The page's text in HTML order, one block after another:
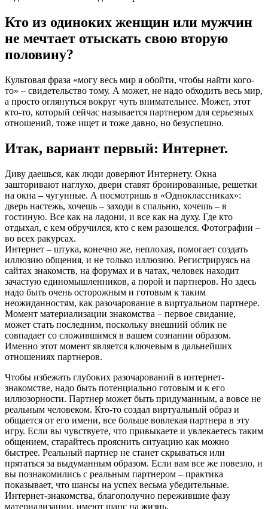
Кто из одиноких женщин или мужчин
не мечтает отыскать свою вторую
половину?
Культовая фраза «могу весь мир я обойти, чтобы найти кого-
то» – свидетельство тому. А может, не надо обходить весь мир,
а просто оглянуться вокруг чуть внимательнее. Может, этот
кто-то, который сейчас называется партнером для серьезных
отношений, тоже ищет и тоже давно, но безуспешно.
Итак, вариант первый: Интернет.
Диву даешься, как люди доверяют Интернету. Окна
зашторивают наглухо, двери ставят бронированные, решетки
на окна – чугунные. А посмотришь в «Одноклассниках»:
дверь настежь, хочешь – заходи в спальню, хочешь – в
гостиную. Все как на ладони, и все как на духу. Где кто
отдыхал, с кем обручился, кто с кем разошелся. Фотографии –
во всех ракурсах.
Интернет – штука, конечно же, неплохая, помогает создать
иллюзию общения, и не только иллюзию. Регистрируясь на
сайтах знакомств, на форумах и в чатах, человек находит
зачастую единомышленников, а порой и партнеров. Но здесь
надо быть очень осторожным и готовым к таким
неожиданностям, как разочарование в виртуальном партнере.
Момент материализации знакомства – первое свидание,
может стать последним, поскольку внешний облик не
совпадает со сложившимся в вашем сознании образом.
Именно этот момент является ключевым в дальнейших
отношениях партнеров.
Чтобы избежать глубоких разочарований в интернет-
знакомстве, надо быть потенциально готовым и к его
иллюзорности. Партнер может быть придуманным, а вовсе не
реальным человеком. Кто-то создал виртуальный образ и
общается от его имени, все больше вовлекая партнера в эту
игру. Если вы чувствуете, что привыкаете и увлекаетесь таким
общением, старайтесь прояснить ситуацию как можно
быстрее. Реальный партнер не станет скрываться или
прятаться за выдуманным образом. Если вам все же повезло, и
вы познакомились с реальным партнером – практика
показывает, что шансы на успех весьма убедительные.
Интернет-знакомства, благополучно пережившие фазу
материализации, имеют шанс на жизнь.